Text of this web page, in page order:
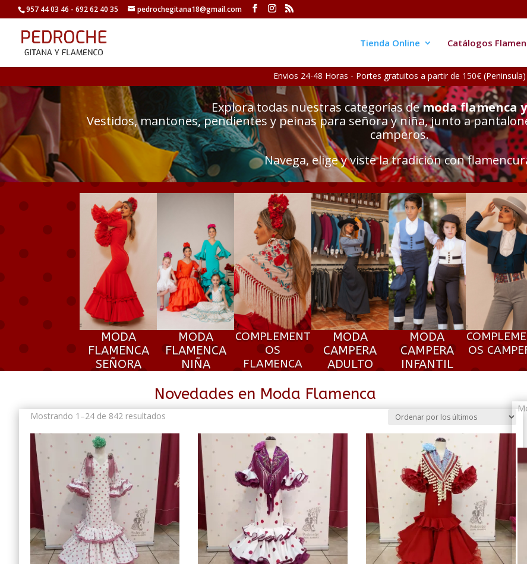
957 44 03 46 - 692 62 40 35 pedrochegitana18@gmail.com
Tienda Online Catálogos
Envios 24-48 Horas - Portes gratuitos a partir de 150€ (Peninsula)
Explora todas nuestras categorías demoda flamenca
Vestidos, mantones, pendientes y peinas para señora y niña, junto a
camperos.
Navega, elige y viste la tradición con
MODA
FLAMENCA
SEÑORA
MODA
FLAMENCA
NIÑA
COMPLEMENT
OS
FLAMENCA
MODA
CAMPERA
ADULTO
MODA
CAMPERA
INFANTIL
OS
Novedades en Moda Flamenca
Mostrando 1–24 de 842 resultadosOrdenado